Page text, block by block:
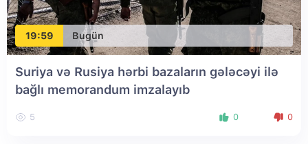
19:59 Bugün
Suriya və Rusiya hərbi bazaların gələcəyi ilə
bağlı memorandum imzalayıb
5 0 0